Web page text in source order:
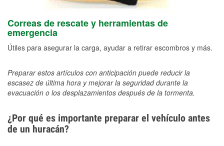
Correas de rescate y herramientas de
emergencia
Útiles para asegurar la carga, ayudar a retirar escombros y más.
Preparar estos artículos con anticipación puede reducir la
escasez de última hora y mejorar la seguridad durante la
evacuación o los desplazamientos después de la tormenta.
¿Por qué es importante preparar el vehículo antes
de un huracán?